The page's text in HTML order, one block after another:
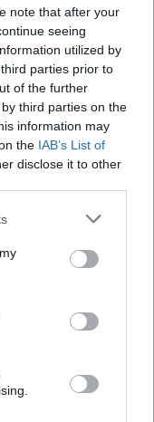
note that after your
seeing
utilized by
parties prior to
of the further
third parties on the
information may
the IAB’s List of
disclose it to other
Baltijā, līdz 28.
lietas.
sadarbības un
"Tavi
un
12.
atsaucās
apvienot spēkus
kas šo
savus
jau teju
cik spēj, lai